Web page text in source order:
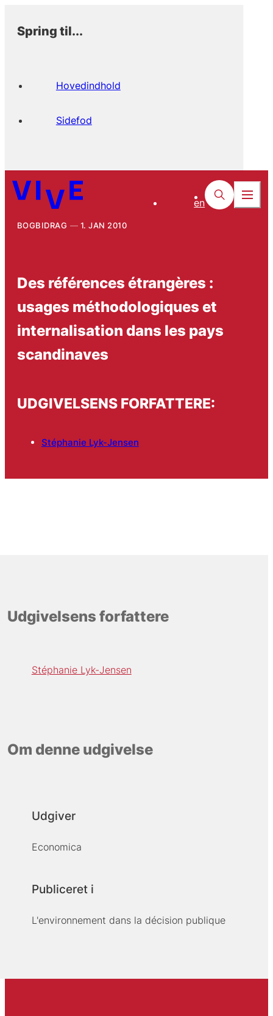
Spring til...
Hovedindhold
Sidefod
en
BOGBIDRAG 1. JAN 2010
Des références étrangères :
usages méthodologiques et
internalisation dans les pays
scandinaves
UDGIVELSENS FORFATTERE:
Stéphanie Lyk-Jensen
Udgivelsens forfattere
Stéphanie Lyk-Jensen
Om denne udgivelse
Udgiver
Economica
Publiceret i
L'environnement dans la décision publique